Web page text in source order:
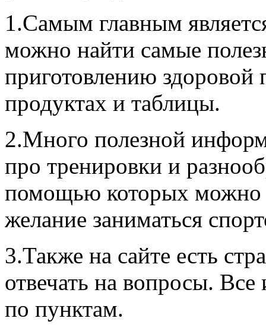
1.Самым главным
можно найти самые
приготовлению
продуктах и таблицы.
2.Много полезной
про тренировки и
помощью которых можно
желание заниматься
3.Также на сайте есть
отвечать на вопросы.
по пунктам.